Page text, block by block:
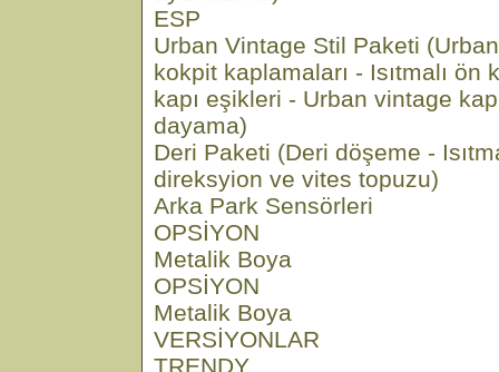
ESP
Urban Vintage Stil Paketi
kokpit kaplamaları - Isıtmalı ön
kapı eşikleri - Urban vintage
dayama)
Deri Paketi (Deri döşeme -
direksyion ve vites topuzu)
Arka Park Sensörleri
OPSİYON
Metalik Boya
OPSİYON
Metalik Boya
VERSİYONLAR
TRENDY